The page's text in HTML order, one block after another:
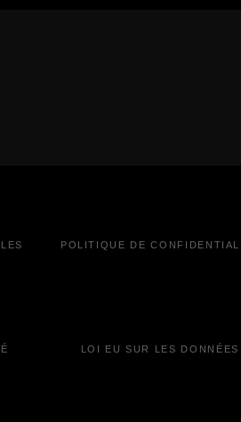
POLITIQUE DE
LOI EU SUR LES DONNÉES